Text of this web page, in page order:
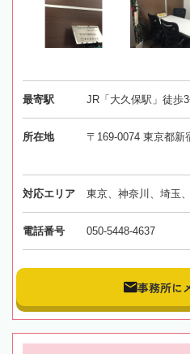
最寄駅 JR「大久保駅」徒歩
所在地 〒169-0074 東京都新
対応エリア 東京、神奈川、埼玉
電話番号 050-5448-4637
事務所に